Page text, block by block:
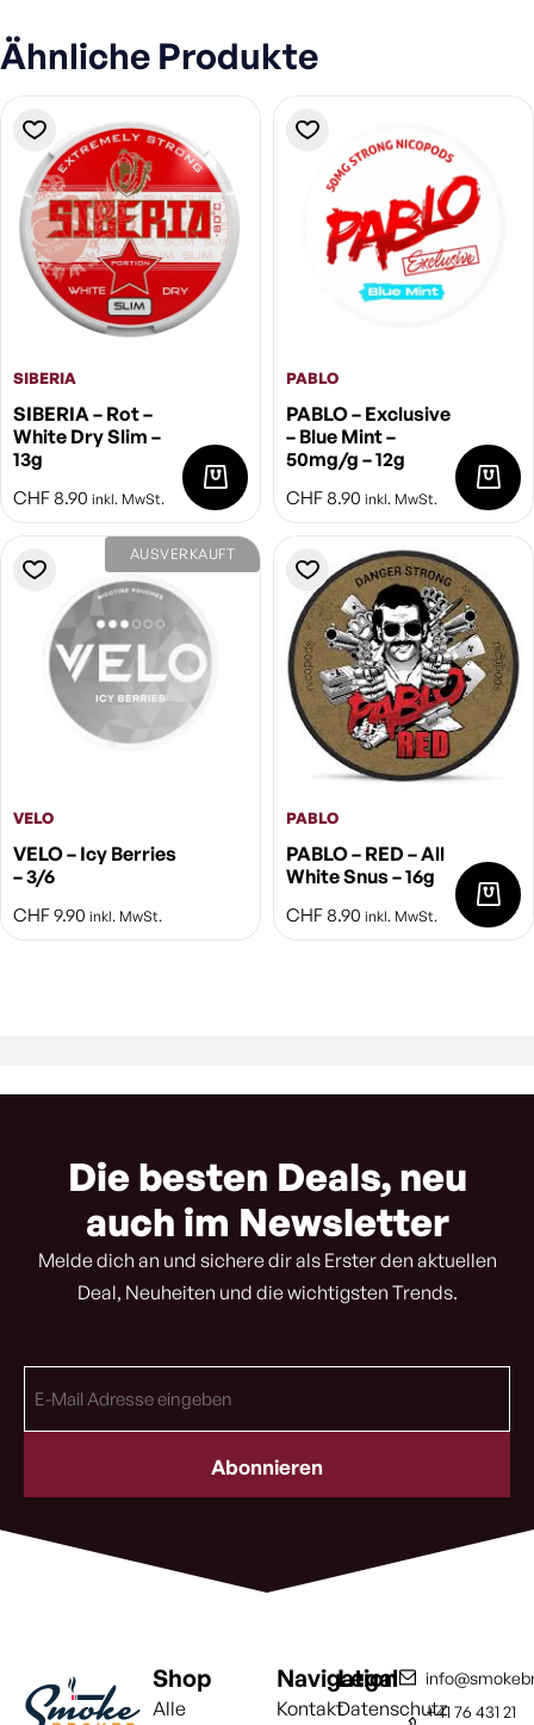
Ähnliche Produkte
SIBERIA
SIBERIA – Rot –
White Dry Slim –
13g
CHF 8.90 inkl. MwSt.
PABLO
PABLO – Exclusive
– Blue Mint –
50mg/g – 12g
CHF 8.90 inkl. MwSt.
AUSVERKAUFT
VELO
VELO – Icy Berries
– 3/6
CHF9.90 inkl. MwSt.
PABLO
PABLO – RED – All
White Snus – 16g
CHF 8.90 inkl. MwSt.
Die besten Deals, neu
auch im Newsletter
Melde dich an und sichere dir als Erster den aktuellen
Deal, Neuheiten und die wichtigsten Trends.
Mail
Shop
Alle
Navigation
Kontakt
Legal
Datenschutz+41 76 431 21